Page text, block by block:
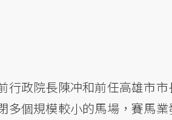
行政院長陳冲和前任高雄市市
多個規模較小的馬場，賽馬業